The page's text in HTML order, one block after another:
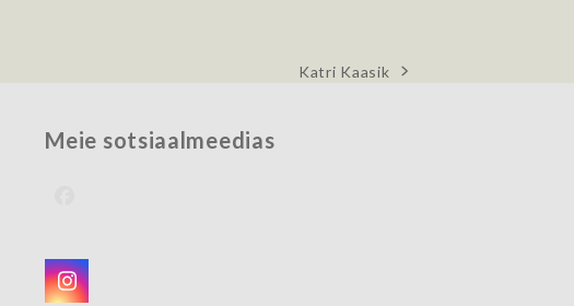
next
Katri Kaasik
Meie sotsiaalmeedias
Instagram